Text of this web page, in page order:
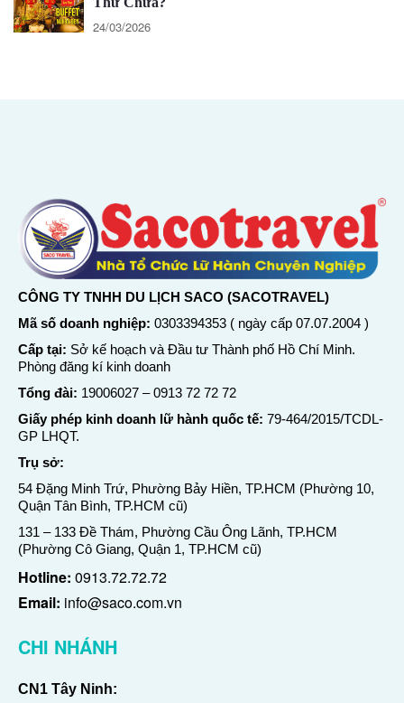
24/03/2026
CÔNG TY TNHH DU LỊCH SACO (SACOTRAVEL)
Mã số doanh nghiệp: 0303394353 ( ngày cấp 07.07.2004 )
Cấp tại: Sở kế hoạch và Đầu tư Thành phố Hồ Chí Minh.
Phòng đăng kí kinh doanh
Tổng đài: 19006027 –0913 72 72 72
Giấy phép kinh doanh lữ hành quốc tế: 79-464/2015/TCDL-
GP LHQT.
Trụ sở:
54 Đặng Minh Trứ, Phường Bảy Hiền, TP.HCM (Phường 10,
Quận Tân Bình, TP.HCM cũ)
131 – 133 Đề Thám, Phường Cầu Ông Lãnh, TP.HCM
(Phường Cô Giang, Quận 1, TP.HCM cũ)
Hotline: 0913.72.72.72
Email: info@saco.com.vn
CHI NHÁNH
CN1 Tây Ninh: